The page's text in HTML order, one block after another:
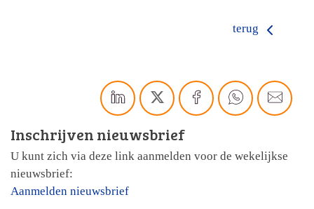
terug
Inschrijven nieuwsbrief
U kunt zich via deze link aanmelden voor de wekelijkse
nieuwsbrief:
Aanmelden nieuwsbrief